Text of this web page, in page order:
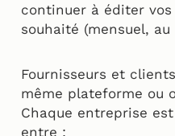
continuer à éditer
souhaité (mensuel, au
Fournisseurs et
même plateforme ou
Chaque entreprise est
entre :